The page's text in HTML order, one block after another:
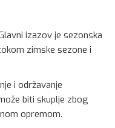
izazov je sezonska
zimske sezone i
i održavanje
biti skuplje zbog
opremom.